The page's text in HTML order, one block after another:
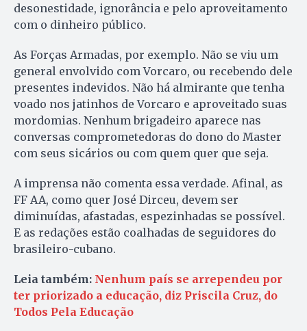
desonestidade, ignorância e pelo aproveitamento
com o dinheiro público.
As Forças Armadas, por exemplo. Não se viu um
general envolvido com Vorcaro, ou recebendo dele
presentes indevidos. Não há almirante que tenha
voado nos jatinhos de Vorcaro e aproveitado suas
mordomias. Nenhum brigadeiro aparece nas
conversas comprometedoras do dono do Master
com seus sicários ou com quem quer que seja.
A imprensa não comenta essa verdade. Afinal, as
FF AA, como quer José Dirceu, devem ser
diminuídas, afastadas, espezinhadas se possível.
E as redações estão coalhadas de seguidores do
brasileiro-cubano.
Leia também: Nenhum país se arrependeu por
ter priorizado a educação, diz Priscila Cruz, do
Todos Pela Educação